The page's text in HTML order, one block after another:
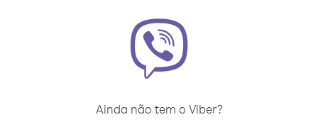
Ainda não tem o Viber?